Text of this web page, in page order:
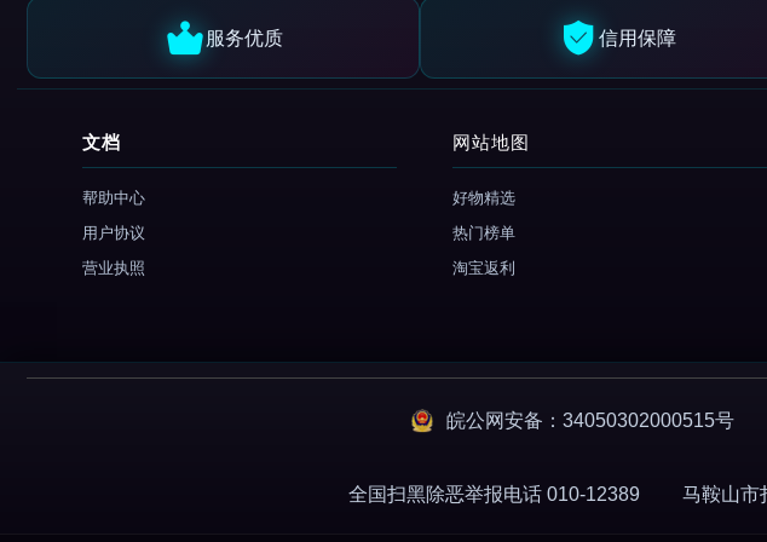
服务优质 信用保障
文档
帮助中心
用户协议
营业执照
网站地图
好物精选
热门榜单
淘宝返利
皖公网安备：34050302000515号
全国扫黑除恶举报电话 010-12389 马鞍山市